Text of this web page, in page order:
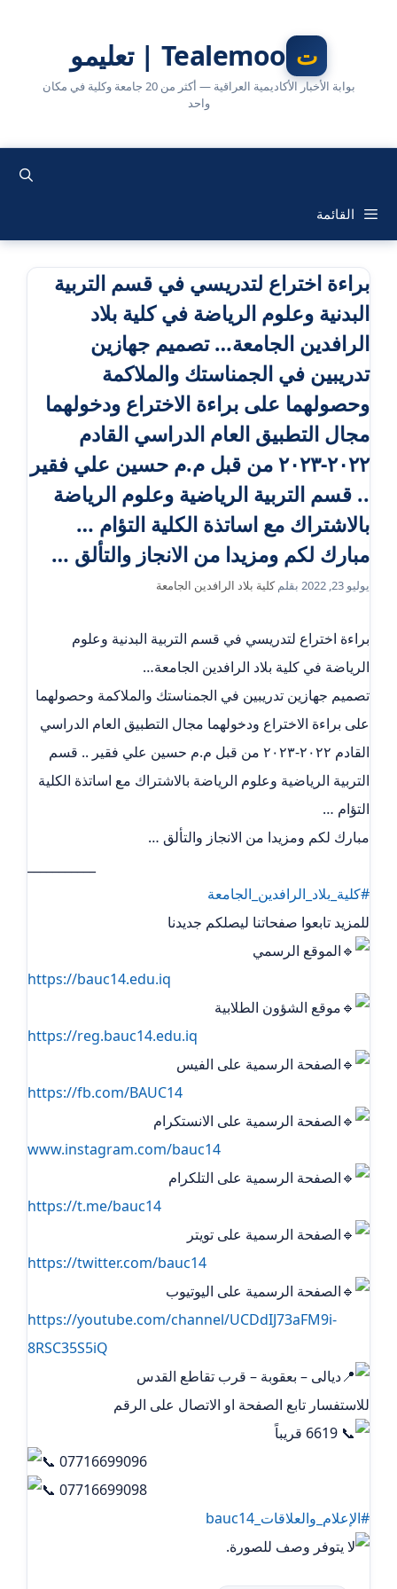
Tealemoo | تعليمو
بوابة الأخبار الأكاديمية العراقية — أكثر من 20 جامعة وكلية في مكان
واحد
القائمة
براءة اختراع لتدريسي في قسم التربية
البدنية وعلوم الرياضة في كلية بلاد
الرافدين الجامعة… تصميم جهازين
تدريبين في الجمناستك والملاكمة
وحصولهما على براءة الاختراع ودخولهما
مجال التطبيق العام الدراسي القادم
٢٠٢٢-٢٠٢٣ من قبل م.م حسين علي فقير
.. قسم التربية الرياضية وعلوم الرياضة
بالاشتراك مع اساتذة الكلية التؤام …
مبارك لكم ومزيدا من الانجاز والتألق …
يوليو 23, 2022 بقلمكلية بلاد الرافدين الجامعة
براءة اختراع لتدريسي في قسم التربية البدنية وعلوم
الرياضة في كلية بلاد الرافدين الجامعة…
تصميم جهازين تدريبين في الجمناستك والملاكمة وحصولهما
على براءة الاختراع ودخولهما مجال التطبيق العام الدراسي
القادم ٢٠٢٢-٢٠٢٣ من قبل م.م حسين علي فقير .. قسم
التربية الرياضية وعلوم الرياضة بالاشتراك مع اساتذة الكلية
التؤام …
مبارك لكم ومزيدا من الانجاز والتألق …
#كلية_بلاد_الرافدين_الجامعة
للمزيد تابعوا صفحاتنا ليصلكم جديدنا
الموقع الرسمي
https://bauc14.edu.iq
موقع الشؤون الطلابية
https://reg.bauc14.edu.iq
الصفحة الرسمية على الفيس
https://fb.com/BAUC14
الصفحة الرسمية على الانستكرام
www.instagram.com/bauc14
الصفحة الرسمية على التلكرام ‏
https://t.me/bauc14
الصفحة الرسمية على تويتر
https://twitter.com/bauc14
الصفحة الرسمية على اليوتيوب
https://youtube.com/channel/UCDdIJ73aFM9i-
8RSC35S5iQ
ديالى – بعقوبة – قرب تقاطع القدس
للاستفسار تابع الصفحة او الاتصال على الرقم
07716699096
07716699098
#الإعلام_والعلاقات_bauc14